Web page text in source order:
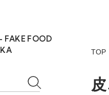
FAKE FOOD
TOP